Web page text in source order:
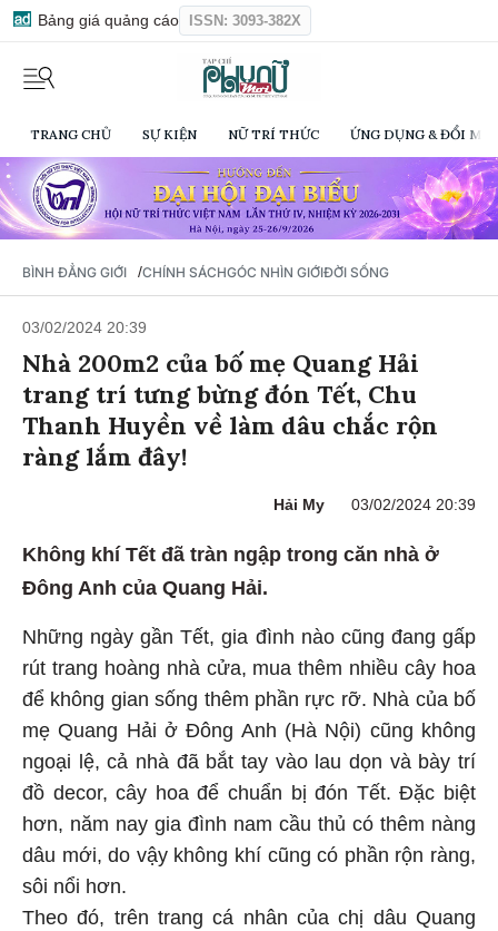
Bảng giá quảng cáo ISSN: 3093-382X
TRANG CHỦ SỰ KIỆN NỮ TRÍ THỨC ỨNG DỤNG & ĐỔI
BÌNH ĐẲNG GIỚI /CHÍNH SÁCHGÓC NHÌN GIỚIĐỜI SỐNG
03/02/2024 20:39
Nhà 200m2 của bố mẹ Quang Hải
trang trí tưng bừng đón Tết, Chu
Thanh Huyền về làm dâu chắc rộn
ràng lắm đây!
Hải My 03/02/2024 20:39
Không khí Tết đã tràn ngập trong căn nhà ở
Đông Anh của Quang Hải.
Những ngày gần Tết, gia đình nào cũng đang gấp
rút trang hoàng nhà cửa, mua thêm nhiều cây hoa
để không gian sống thêm phần rực rỡ. Nhà của bố
mẹ Quang Hải ở Đông Anh (Hà Nội) cũng không
ngoại lệ, cả nhà đã bắt tay vào lau dọn và bày trí
đồ decor, cây hoa để chuẩn bị đón Tết. Đặc biệt
hơn, năm nay gia đình nam cầu thủ có thêm nàng
dâu mới, do vậy không khí cũng có phần rộn ràng,
sôi nổi hơn.
Theo đó, trên trang cá nhân của chị dâu Quang